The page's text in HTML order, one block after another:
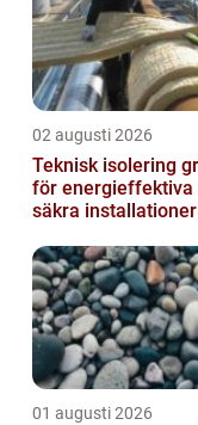
02 augusti 2026
Teknisk isolering grunden
för energieffektiva
säkra installationer
01 augusti 2026